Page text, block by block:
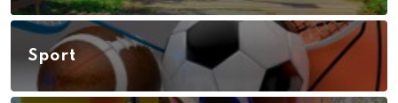
Sport